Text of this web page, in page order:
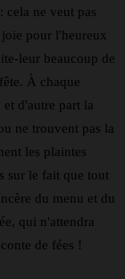
ne veut pas
pour l'heureux
leur beaucoup de
À chaque
d'autre part la
ne trouvent pas la
les plaintes
sur le fait que tout
du menu et du
qui n'attendra
de fées !